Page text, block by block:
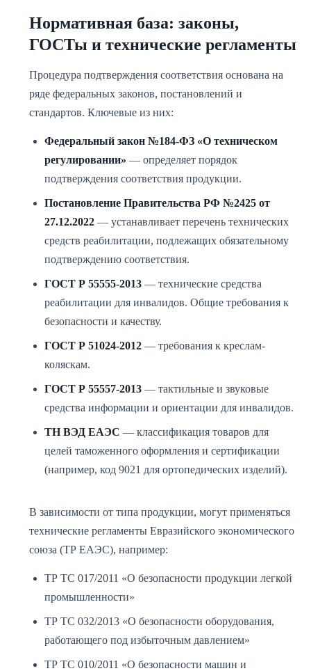
Нормативная база: законы,
ГОСТы и технические регламенты
Процедура подтверждения соответствия основана на
ряде федеральных законов, постановлений и
стандартов. Ключевые из них:
Федеральный закон №184-ФЗ «О техническом
регулировании» — определяет порядок
подтверждения соответствия продукции.
Постановление Правительства РФ №2425 от
27.12.2022 — устанавливает перечень технических
средств реабилитации, подлежащих обязательному
подтверждению соответствия.
ГОСТ Р 55555-2013 — технические средства
реабилитации для инвалидов. Общие требования к
безопасности и качеству.
ГОСТ Р 51024-2012 — требования к креслам-
коляскам.
ГОСТ Р 55557-2013 — тактильные и звуковые
средства информации и ориентации для инвалидов.
ТН ВЭД ЕАЭС — классификация товаров для
целей таможенного оформления и сертификации
(например, код 9021 для ортопедических изделий).
В зависимости от типа продукции, могут применяться
технические регламенты Евразийского экономического
союза (ТР ЕАЭС), например:
ТР ТС 017/2011 «О безопасности продукции легкой
промышленности»
ТР ТС 032/2013 «О безопасности оборудования,
работающего под избыточным давлением»
ТР ТС 010/2011 «О безопасности машин и